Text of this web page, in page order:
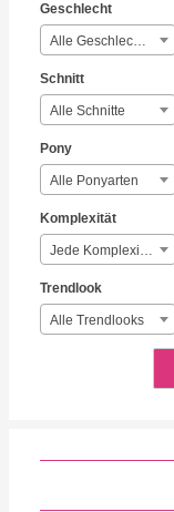
Geschlecht
Alle Geschlechter
Schnitt
Alle Schnitte
Pony
Alle Ponyarten
Komplexität
Jede Komplexität
Trendlook
Alle Trendlooks